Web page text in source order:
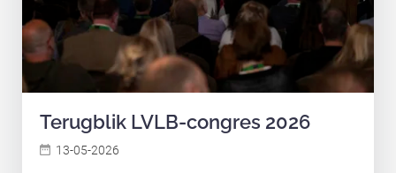
Terugblik LVLB-congres 2026
13-05-2026